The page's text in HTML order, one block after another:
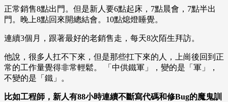
正常銷售8點出門。但是新人要6點起床，7點晨會，7點半出
門。晚上8點回來開總結會。10點熄燈睡覺。
連續3個月，跟著最好的老銷售走，每天8次陌生拜訪。
他說，很多人扛不下來，但是那些扛下來的人，上崗後回到正
常的工作量覺得非常輕鬆。 「中供鐵軍」，變的是「軍」，
不變的是「鐵」。
比如工程師，新人有88小時連續不斷寫代碼和修Bug的魔鬼訓